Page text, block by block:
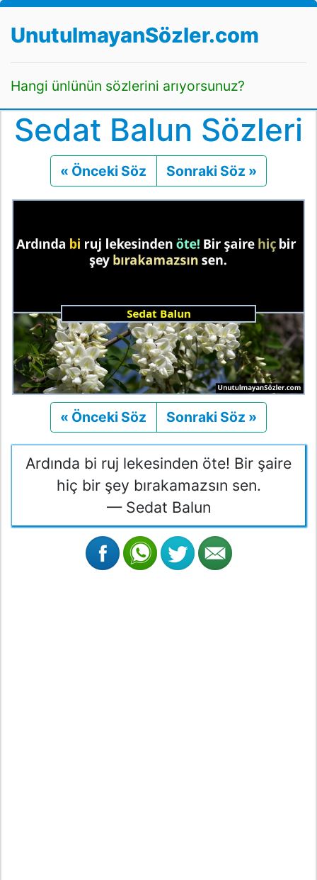
UnutulmayanSözler.com
Hangi ünlünün sözlerini arıyorsunuz?
Sedat Balun Sözleri
« Önceki Söz Önceki
Sonraki Söz »
« Önceki Söz Önceki
Sonraki Söz »
Ardında bi ruj lekesinden öte! Bir şaire
hiç bir şey bırakamazsın sen.
— Sedat Balun